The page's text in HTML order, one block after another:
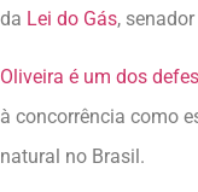
da Lei do Gás,
Oliveira é um dos
à concorrência como
natural no Brasil.